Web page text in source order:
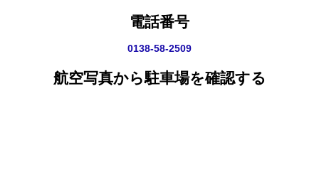
電話番号
0138-58-2509
航空写真から駐車場を確認する